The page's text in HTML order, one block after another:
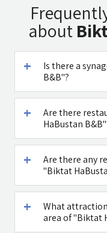
Chinese
Medicine
See all attractions in
about
Is there a
B&B"?
Are there
HaBustan
Are there any
"Biktat
What
area of "Biktat